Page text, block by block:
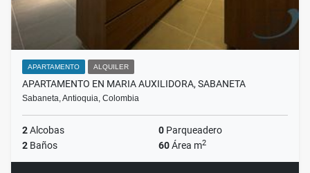
APARTAMENTO ALQUILER
APARTAMENTO EN MARIA AUXILIDORA, SABANETA
Sabaneta, Antioquia, Colombia
2Alcobas 0 Parqueadero
2 Baños 60Área m2